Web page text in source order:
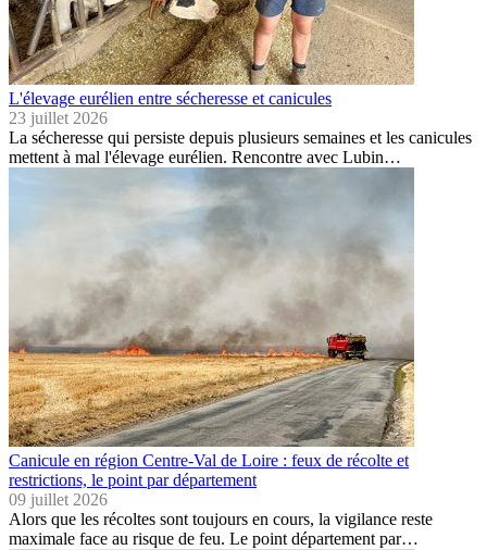
L'élevage eurélien entre sécheresse et canicules
23 juillet 2026
La sécheresse qui persiste depuis plusieurs semaines et les canicules
mettent à mal l'élevage eurélien. Rencontre avec Lubin…
Canicule en région Centre-Val de Loire : feux de récolte et
restrictions, le point par département
09 juillet 2026
Alors que les récoltes sont toujours en cours, la vigilance reste
maximale face au risque de feu. Le point département par…